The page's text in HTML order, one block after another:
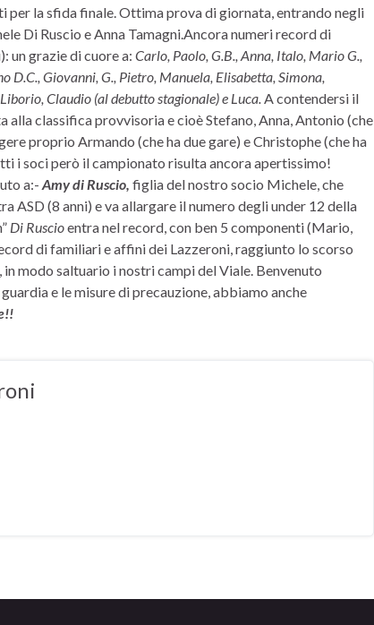
per la sfida finale. Ottima prova di giornata, entrando negli
Di Ruscio e Anna Tamagni.Ancora numeri record di
un grazie di cuore a: Carlo, Paolo, G.B., Anna, Italo, Mario G.,
Giovanni, G., Pietro, Manuela, Elisabetta, Simona,
Claudio (al debutto stagionale) e Luca.A contendersi il
classifica provvisoria e cioè Stefano, Anna, Antonio (che
proprio Armando (che ha due gare) e Christophe (che ha
i soci però il campionato risulta ancora apertissimo!
a:- Amy di Ruscio, figlia del nostro socio Michele, che
ASD (8 anni) e va allargare il numero degli under 12 della
Di Ruscioentra nel record, con ben 5 componenti (Mario,
di familiari e affini dei Lazzeroni, raggiunto lo scorso
modo saltuario i nostri campi del Viale. Benvenuto
e le misure di precauzione, abbiamo anche